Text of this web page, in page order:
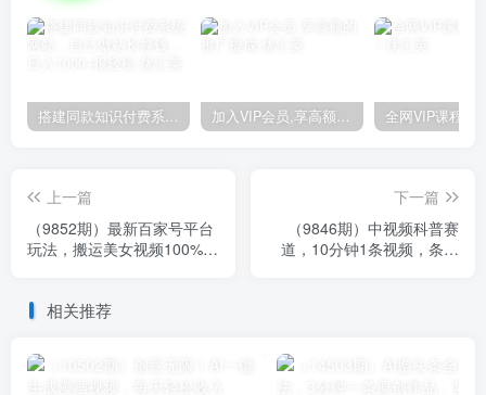
搭建同款知识付费系统网站，自己做站长挣钱，日入1000+很轻松 加入VIP会员,享高额的推广提成
上一篇
（9852期）最新百家号平台
玩法，搬运美女视频100%过
下一篇
（9846期）中视频科普赛
道，10分钟1条视频，条条
相关推荐